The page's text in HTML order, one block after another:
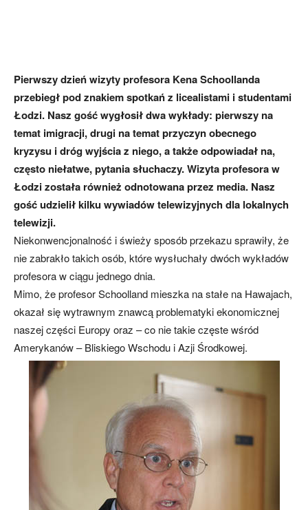
Pierwszy dzień wizyty profesora Kena Schoollanda
przebiegł pod znakiem spotkań z licealistami i studentami
Łodzi. Nasz gość wygłosił dwa wykłady: pierwszy na
temat imigracji, drugi na temat przyczyn obecnego
kryzysu i dróg wyjścia z niego, a także odpowiadał na,
często niełatwe, pytania słuchaczy. Wizyta profesora w
Łodzi została również odnotowana przez media. Nasz
gość udzielił kilku wywiadów telewizyjnych dla lokalnych
telewizji.
Niekonwencjonalność i świeży sposób przekazu sprawiły, że
nie zabrakło takich osób, które wysłuchały dwóch wykładów
profesora w ciągu jednego dnia.
Mimo, że profesor Schoolland mieszka na stałe na Hawajach,
okazał się wytrawnym znawcą problematyki ekonomicznej
naszej części Europy oraz – co nie takie częste wśród
Amerykanów – Bliskiego Wschodu i Azji Środkowej.